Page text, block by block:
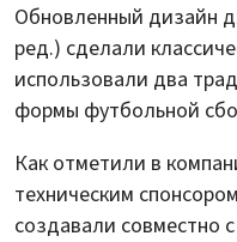
Обновленный дизайн
ред.) сделали
использовали два
формы футбольной
Как отметили в
техническим
создавали совместно